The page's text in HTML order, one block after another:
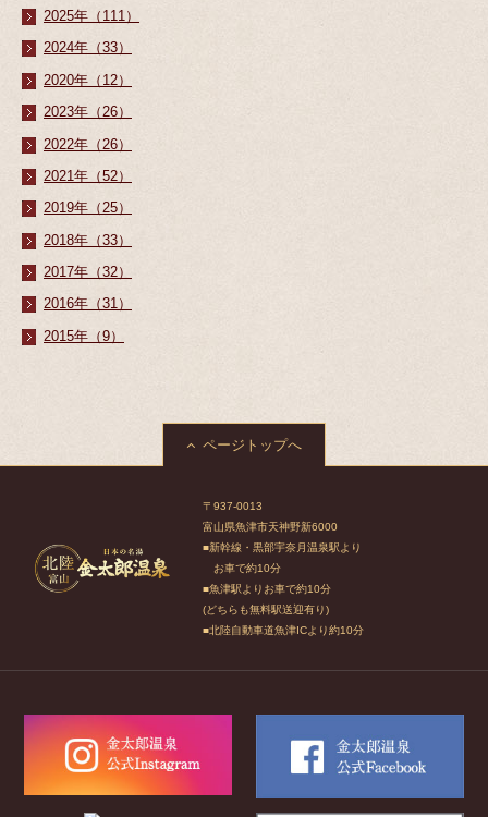
2025年（111）
2024年（33）
2020年（12）
2023年（26）
2022年（26）
2021年（52）
2019年（25）
2018年（33）
2017年（32）
2016年（31）
2015年（9）
ページトップへ
〒937-0013
富山県魚津市天神野新6000
■新幹線・黒部宇奈月温泉駅より
お車で約10分
■魚津駅よりお車で約10分
(どちらも無料駅送迎有り)
■北陸自動車道魚津ICより約10分